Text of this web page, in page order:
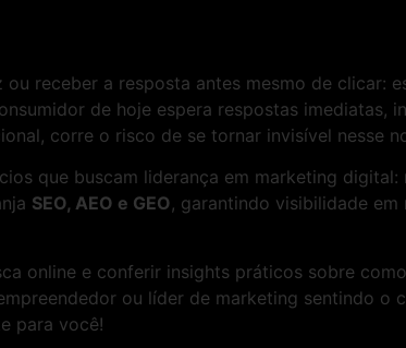
receber a resposta antes mesmo de clicar:
de hoje espera respostas imediatas,
corre o risco de se tornar invisível nesse
que buscam liderança em marketing digital:
SEO, AEO e GEO, garantindo visibilidade
online e conferir insights práticos sobre
ou líder de marketing sentindo o
para você!